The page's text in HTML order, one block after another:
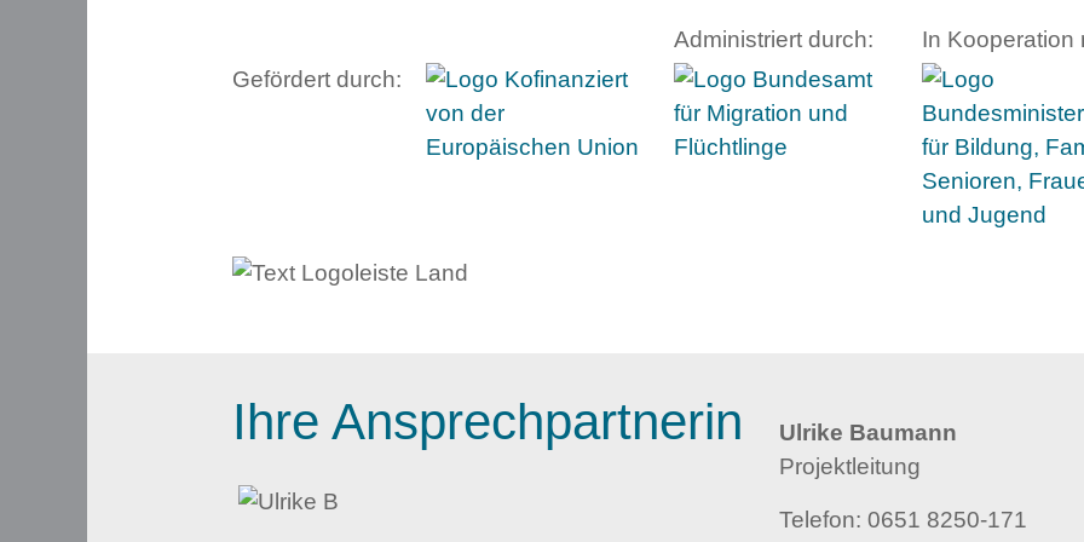
Gefördert durch:
Administriert durch: In Kooperation
Ihre Ansprechpartnerin
Ulrike Baumann
Projektleitung
Telefon: 0651 8250-171